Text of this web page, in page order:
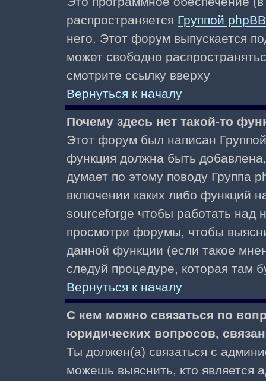
распространяется Группой phpBB
него. Этот форум выпускается
может свободно
смотрите ссылку вверху
Вернуться к началу
Почему здесь нет такой-то
Этот форум был написан
функция должна быть
думает по этому поводу Группа
включении каких либо функций
sourceforge чтобы работать над
просмотри форумы, чтобы
данной функции (если такое
следуй процедуре, которая там
Вернуться к началу
С кем можно связаться по
юридических вопросов,
Ты должен(а) связаться с
можешь выяснить, кто является